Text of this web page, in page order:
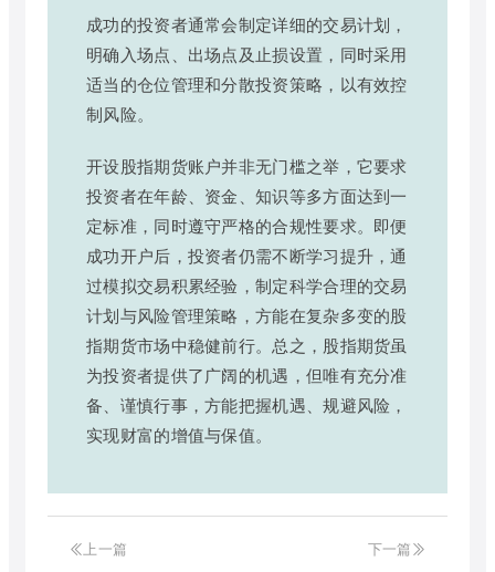
成功的投资者通常会制定详细的交易计划，
明确入场点、出场点及止损设置，同时采用
适当的仓位管理和分散投资策略，以有效控
制风险。
开设股指期货账户并非无门槛之举，它要求
投资者在年龄、资金、知识等多方面达到一
定标准，同时遵守严格的合规性要求。即便
成功开户后，投资者仍需不断学习提升，通
过模拟交易积累经验，制定科学合理的交易
计划与风险管理策略，方能在复杂多变的股
指期货市场中稳健前行。总之，股指期货虽
为投资者提供了广阔的机遇，但唯有充分准
备、谨慎行事，方能把握机遇、规避风险，
实现财富的增值与保值。
上一篇 下一篇